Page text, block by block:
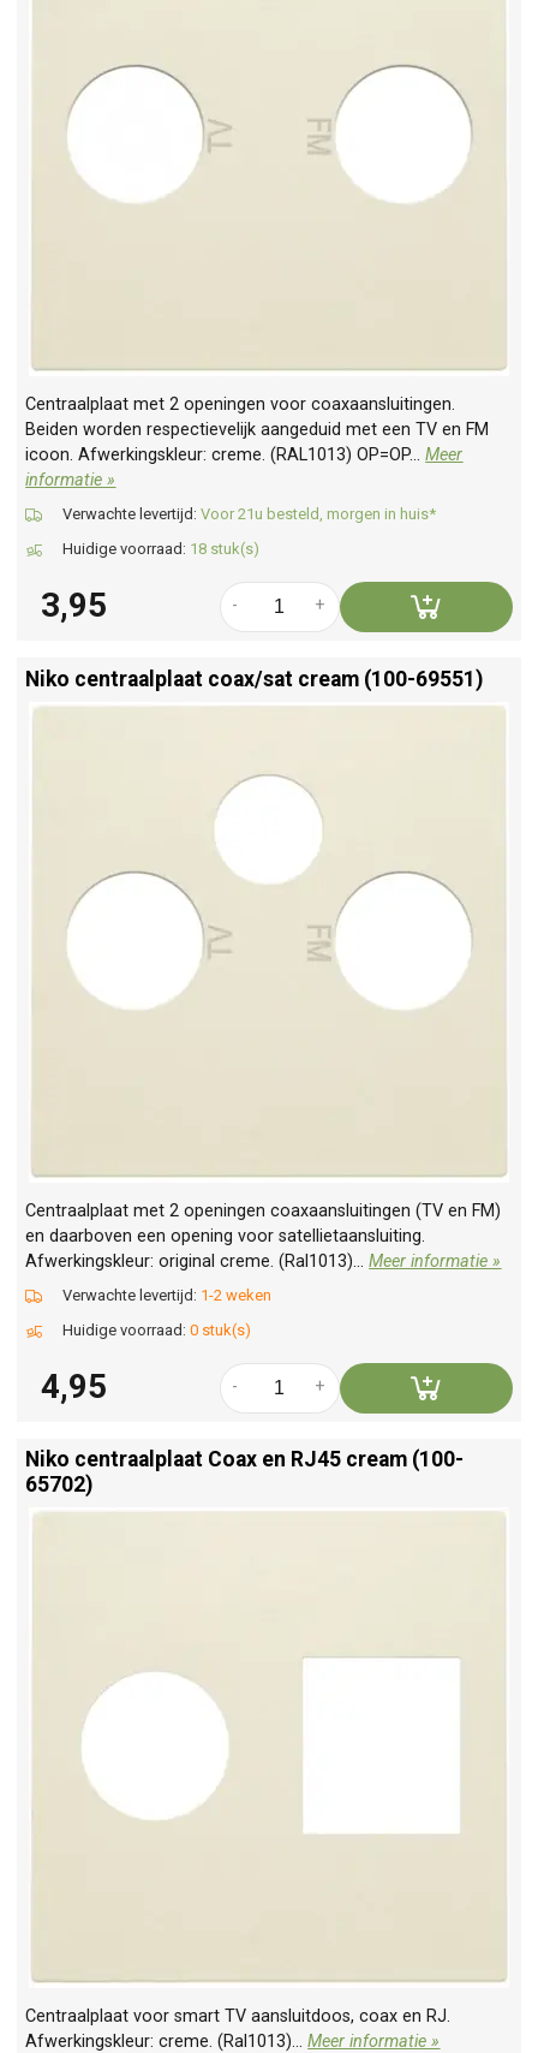
Centraalplaat met 2 openingen voor coaxaansluitingen.
Beiden worden respectievelijk aangeduid met een TV en FM
icoon. Afwerkingskleur: creme. (RAL1013) OP=OP...Meer
informatie »
Verwachte levertijd: Voor 21u besteld, morgen in huis*
Huidige voorraad: 18 stuk(s)
3,95 +
-
Niko centraalplaat coax/sat cream (100-69551)
Centraalplaat met 2 openingen coaxaansluitingen (TV en FM)
en daarboven een opening voor satellietaansluiting.
Afwerkingskleur: original creme. (Ral1013)...Meer informatie »
Verwachte levertijd: 1-2 weken
Huidige voorraad: 0 stuk(s)
4,95 +
-
Niko centraalplaat Coax en RJ45 cream (100-
65702)
Centraalplaat voor smart TV aansluitdoos, coax en RJ.
Afwerkingskleur: creme. (Ral1013)...Meer informatie »